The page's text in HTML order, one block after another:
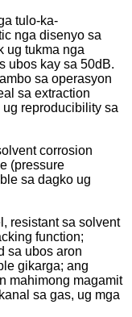
tulo-ka-
nga disenyo sa
ug tukma nga
ubos kay sa 50dB.
sa operasyon
sa extraction
reproducibility sa
corrosion
(pressure
sa dagko ug
resistant sa solvent
function;
sa ubos aron
gikarga; ang
mahimong magamit
sa gas, ug mga